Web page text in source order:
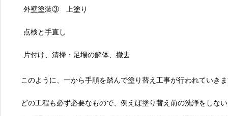
外壁塗装③ 上塗り
点検と手直し
片付け、清掃・足場の解体、撤去
このように、一から手順を踏んで塗り替え工事が行われていき
どの工程も必ず必要なもので、例えば塗り替え前の洗浄をしな